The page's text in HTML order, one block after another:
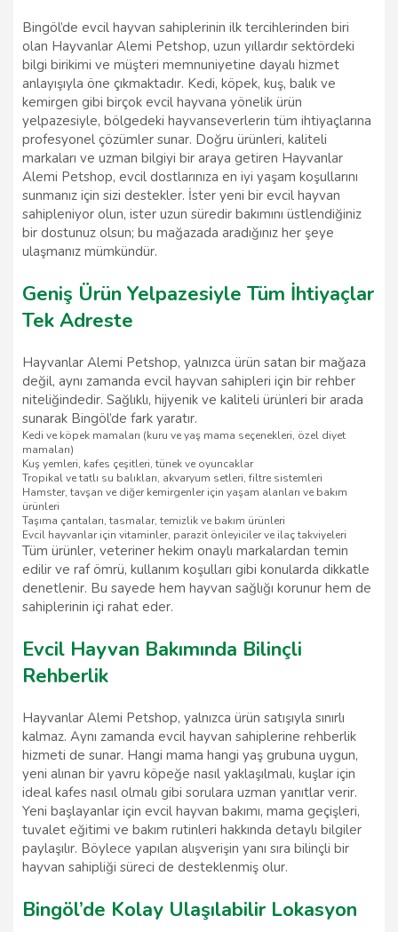
Bingöl’de evcil hayvan sahiplerinin ilk tercihlerinden biri
olan Hayvanlar Alemi Petshop, uzun yıllardır sektördeki
bilgi birikimi ve müşteri memnuniyetine dayalı hizmet
anlayışıyla öne çıkmaktadır. Kedi, köpek, kuş, balık ve
kemirgen gibi birçok evcil hayvana yönelik ürün
yelpazesiyle, bölgedeki hayvanseverlerin tüm ihtiyaçlarına
profesyonel çözümler sunar. Doğru ürünleri, kaliteli
markaları ve uzman bilgiyi bir araya getiren Hayvanlar
Alemi Petshop, evcil dostlarınıza en iyi yaşam koşullarını
sunmanız için sizi destekler. İster yeni bir evcil hayvan
sahipleniyor olun, ister uzun süredir bakımını üstlendiğiniz
bir dostunuz olsun; bu mağazada aradığınız her şeye
ulaşmanız mümkündür.
Geniş Ürün Yelpazesiyle Tüm İhtiyaçlar
Tek Adreste
Hayvanlar Alemi Petshop, yalnızca ürün satan bir mağaza
değil, aynı zamanda evcil hayvan sahipleri için bir rehber
niteliğindedir. Sağlıklı, hijyenik ve kaliteli ürünleri bir arada
sunarak Bingöl’de fark yaratır.
Kedi ve köpek mamaları (kuru ve yaş mama seçenekleri, özel diyet
mamaları)
Kuş yemleri, kafes çeşitleri, tünek ve oyuncaklar
Tropikal ve tatlı su balıkları, akvaryum setleri, filtre sistemleri
Hamster, tavşan ve diğer kemirgenler için yaşam alanları ve bakım
ürünleri
Taşıma çantaları, tasmalar, temizlik ve bakım ürünleri
Evcil hayvanlar için vitaminler, parazit önleyiciler ve ilaç takviyeleri
Tüm ürünler, veteriner hekim onaylı markalardan temin
edilir ve raf ömrü, kullanım koşulları gibi konularda dikkatle
denetlenir. Bu sayede hem hayvan sağlığı korunur hem de
sahiplerinin içi rahat eder.
Evcil Hayvan Bakımında Bilinçli
Rehberlik
Hayvanlar Alemi Petshop, yalnızca ürün satışıyla sınırlı
kalmaz. Aynı zamanda evcil hayvan sahiplerine rehberlik
hizmeti de sunar. Hangi mama hangi yaş grubuna uygun,
yeni alınan bir yavru köpeğe nasıl yaklaşılmalı, kuşlar için
ideal kafes nasıl olmalı gibi sorulara uzman yanıtlar verir.
Yeni başlayanlar için evcil hayvan bakımı, mama geçişleri,
tuvalet eğitimi ve bakım rutinleri hakkında detaylı bilgiler
paylaşılır. Böylece yapılan alışverişin yanı sıra bilinçli bir
hayvan sahipliği süreci de desteklenmiş olur.
Bingöl’de Kolay Ulaşılabilir Lokasyon